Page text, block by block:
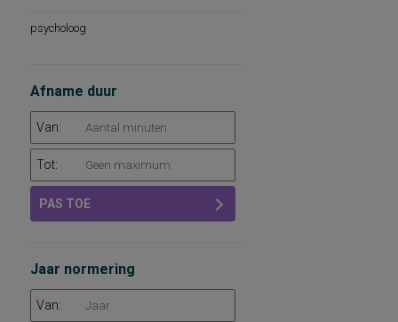
psycholoog
Afname duur
Van:
Tot:
PAS TOE
Jaar normering
Van: